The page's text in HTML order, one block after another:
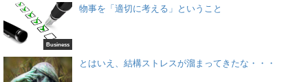
Business
物事を「適切に考える」ということ
とはいえ、結構ストレスが溜まってきたな・・・